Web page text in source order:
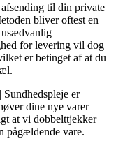
til din private
bliver oftest en
usædvanlig
for levering vil dog
er betinget af at du
Sundhedspleje er
dine nye varer
at vi dobbelttjekker
pågældende vare.